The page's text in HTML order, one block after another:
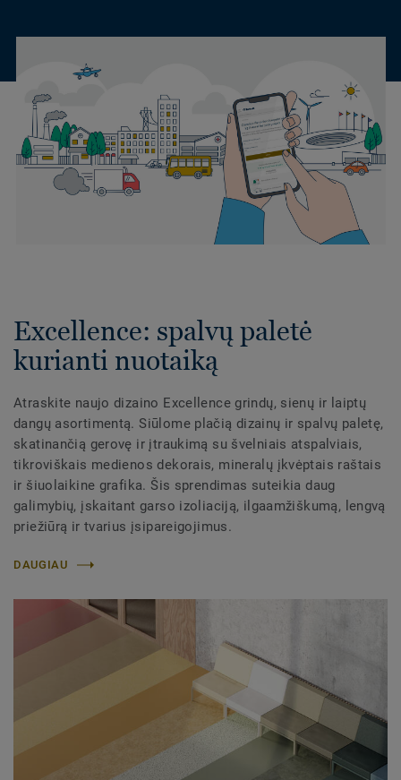
Excellence: spalvų paletė
kurianti nuotaiką
Atraskite naujo dizaino Excellence grindų, sienų ir laiptų
dangų asortimentą. Siūlome plačią dizainų ir spalvų paletę,
skatinančią gerovę ir įtraukimą su švelniais atspalviais,
tikroviškais medienos dekorais, mineralų įkvėptais raštais
ir šiuolaikine grafika. Šis sprendimas suteikia daug
galimybių, įskaitant garso izoliaciją, ilgaamžiškumą, lengvą
priežiūrą ir tvarius įsipareigojimus.
DAUGIAU